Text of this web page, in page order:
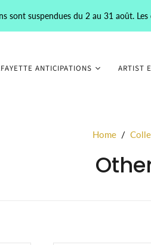
sont suspendues du 2 au 31 août.
ANTICIPATIONS ARTIST
Home /